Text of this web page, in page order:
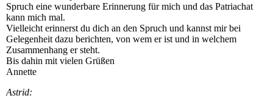
Spruch eine wunderbare Erinnerung für mich und das Patriachat
kann mich mal.
Vielleicht erinnerst du dich an den Spruch und kannst mir bei
Gelegenheit dazu berichten, von wem er ist und in welchem
Zusammenhang er steht.
Bis dahin mit vielen Grüßen
Annette
Astrid: